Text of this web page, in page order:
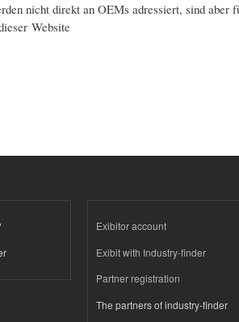
nicht direkt an OEMs adressiert, sind
Website
Exibitor account
Exibit with Industry-finder
Partner registration
The partners of industry-finder